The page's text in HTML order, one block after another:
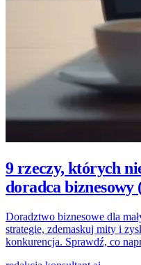
9 rzeczy, których
doradca biznesowy
Doradztwo biznesowe dla
strategie, zdemaskuj mity i
konkurencja. Sprawdź, co